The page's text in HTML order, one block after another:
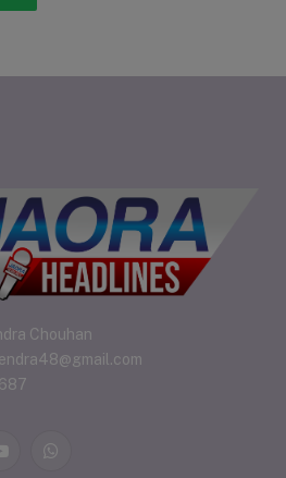
Chouhan
WhatsApp